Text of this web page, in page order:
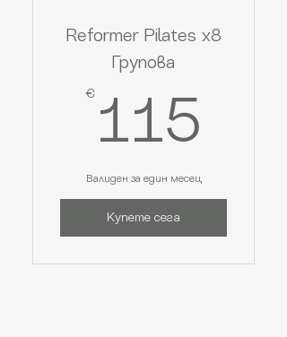
Reformer Pilates x8
Групова
€ 115
Валиден за един месец
Купете сега